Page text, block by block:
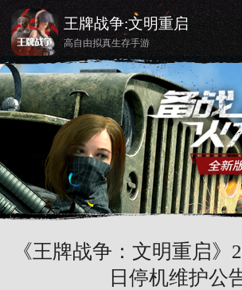
王牌战争:文明重启
高自由拟真生存手游
《王牌战争：文明重启》
日停机维护公